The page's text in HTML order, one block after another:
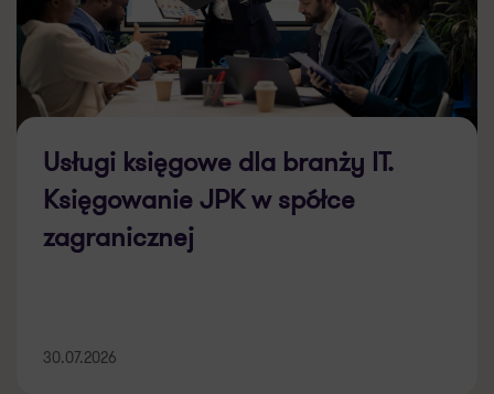
Usługi księgowe dla branży IT.
Księgowanie JPK w spółce
zagranicznej
30.07.2026